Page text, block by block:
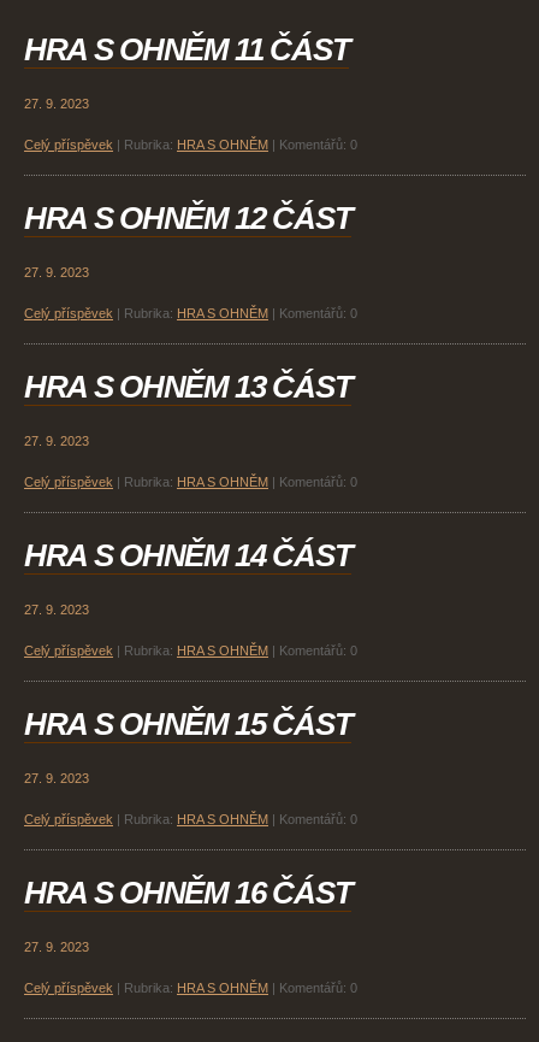
HRA S OHNĚM 11 ČÁST
27. 9. 2023
Celý příspěvek Rubrika: HRA S OHNĚM Komentářů: 0
HRA S OHNĚM 12 ČÁST
27. 9. 2023
Celý příspěvek Rubrika: HRA S OHNĚM Komentářů: 0
HRA S OHNĚM 13 ČÁST
27. 9. 2023
Celý příspěvek Rubrika: HRA S OHNĚM Komentářů: 0
HRA S OHNĚM 14 ČÁST
27. 9. 2023
Celý příspěvek Rubrika: HRA S OHNĚM Komentářů: 0
HRA S OHNĚM 15 ČÁST
27. 9. 2023
Celý příspěvek Rubrika: HRA S OHNĚM Komentářů: 0
HRA S OHNĚM 16 ČÁST
27. 9. 2023
Celý příspěvek Rubrika: HRA S OHNĚM Komentářů: 0